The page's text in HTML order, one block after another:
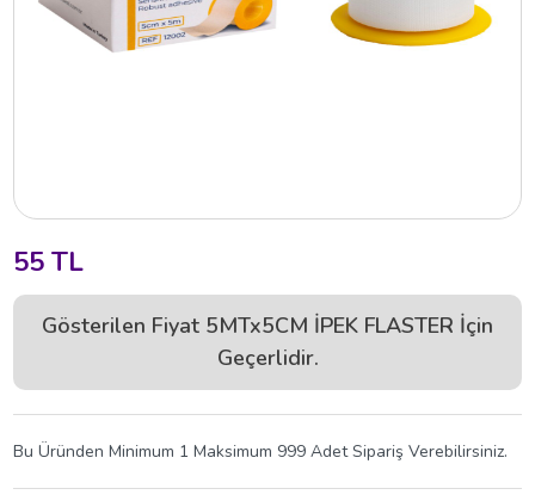
55 TL
Gösterilen Fiyat 5MTx5CM İPEK FLASTER İçin
Geçerlidir.
Bu Üründen Minimum 1 Maksimum 999 Adet Sipariş Verebilirsiniz.